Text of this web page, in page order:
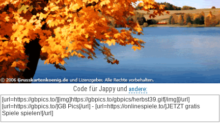
Code für Jappy und andere: